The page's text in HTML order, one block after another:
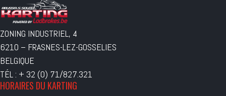
ZONING INDUSTRIEL, 4
6210 – FRASNES-LEZ-GOSSELIES
BELGIQUE
TÉL : + 32 (0) 71/827.321
HORAIRES DU KARTING